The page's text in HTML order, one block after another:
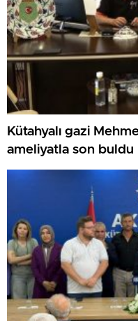
Kütahyalı gazi
ameliyatla son buldu